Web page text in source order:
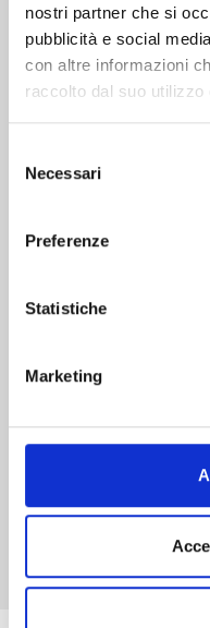
nostri partner che si
pubblicità e social
con altre informazioni
raccolto dal suo utilizzo
delNecessari
Preferenze
Statistiche
Marketing